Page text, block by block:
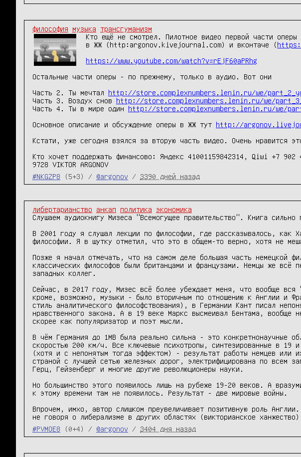
философия музыка
трансгуманизм
Кто ещё не смотрел. Пилотное видео первой части
в ЖЖ (http:argonov.kivejournal.com) и вконтаче (
https://www.youtube.com/watch?v=rEjF60aPRhg
Остальные части оперы - по прежнему, только в аудио. Вот они
Часть 2. Ты мечтал http://store.complexnumbers.lenin.ru/we/
Часть 3. Воздух снов http://store.complexnumbers.lenin.ru/we/
Часть 4. Ты в мире один http://store.complexnumbers.lenin.ru/we/
Основное описание и обсуждение оперы в ЖЖ тут http://
Кстати, уже сегодня взялся за вторую часть видео. Очень нравится
Кто хочет поддержать финансово: Яндекс 41001159842314, Qiwi +7 902
#NKGZP8
(5+3) / @argonov / 3390 дней назад
либертарианство анкап политика
экономика
Слушаем аудиокнигу Мизеса "Всемогущее правительство". Книга
В 2001 году я слушал лекции по философии, где рассказывалось, как
философии. Я в шутку отметил, что это в общем-то верно, хотя не
Позже я начал отмечать, что на самом деле большая часть немецкой
классических философов были британцами и французами. Немцы же всё
западных коллег.
Сейчас, в 2017 году, Мизес всё более убеждает меня, что вообще
кроме, возможно, музыки - было вторичным по отношению к Англии и
стиль аналитического философствования), в Германии Кант писал
нравственного закона. А в 19 веке Маркс высмеивал Бентама, вообще
скорее как популяризатор и поэт мысли.
В чём Германия до 1МВ была реально сильна - это конкретнонаучные
скоростью 200 км/ч. Все ключевые психотропы, синтезированные в
(хотя и с непонятым тогда эффектом) - результат работы немцев или
страной с лучшей сетью железных дорог, электрифицирована по всем
Герц, Гейзенберг и многие другие революционеры науки.
Но большинство этого появилось лишь на рубеже 19-20 веков. А
к этому времени там не появилось. Результат - две мировые войны.
Впрочем, имхо, автор слишком преувеличивает позитивную роль
#PVMOE8
(0+4) / @argonov / 3404 дня назад